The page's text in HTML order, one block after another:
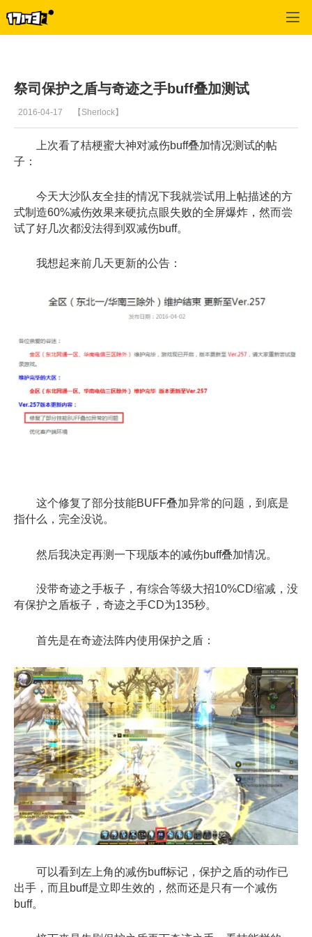
祭司保护之盾与奇迹之手buff叠加测试
2016-04-17 【Sherlock】
上次看了桔梗蜜大神对减伤buff叠加情况测试的帖
子：
今天大沙队友全挂的情况下我就尝试用上帖描述的方
式制造60%减伤效果来硬抗点眼失败的全屏爆炸，然而尝
试了好几次都没法得到双减伤buff。
我想起来前几天更新的公告：
这个修复了部分技能BUFF叠加异常的问题，到底是
指什么，完全没说。
然后我决定再测一下现版本的减伤buff叠加情况。
没带奇迹之手板子，有综合等级大招10%CD缩减，没
有保护之盾板子，奇迹之手CD为135秒。
首先是在奇迹法阵内使用保护之盾：
可以看到左上角的减伤buff标记，保护之盾的动作已
出手，而且buff是立即生效的， 然而还是只有一个减伤
buff。